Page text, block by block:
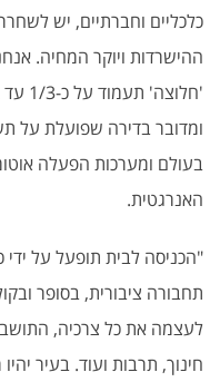
כלכליים וחברתיים, יש
ההישרדות ויוקר המחיה.
ומדובר בדירה שפועלת על
בעולם ומערכות הפעלה
האנרגטית.
"הכניסה לבית תופעל על
תחבורה ציבורית, בסופר
לעצמה את כל צרכיה,
חינוך, תרבות ועוד. בעיר